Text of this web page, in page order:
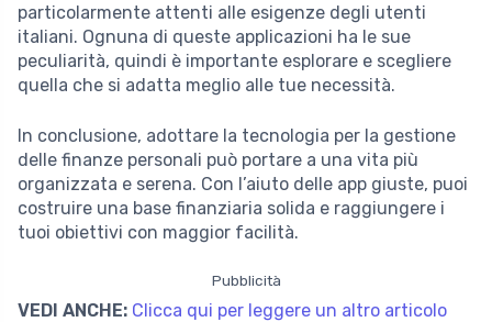
particolarmente attenti alle esigenze degli utenti
italiani. Ognuna di queste applicazioni ha le sue
peculiarità, quindi è importante esplorare e scegliere
quella che si adatta meglio alle tue necessità.
In conclusione, adottare la tecnologia per la gestione
delle finanze personali può portare a una vita più
organizzata e serena. Con l’aiuto delle app giuste, puoi
costruire una base finanziaria solida e raggiungere i
tuoi obiettivi con maggior facilità.
Pubblicità
VEDI ANCHE: Clicca qui per leggere un altro articolo